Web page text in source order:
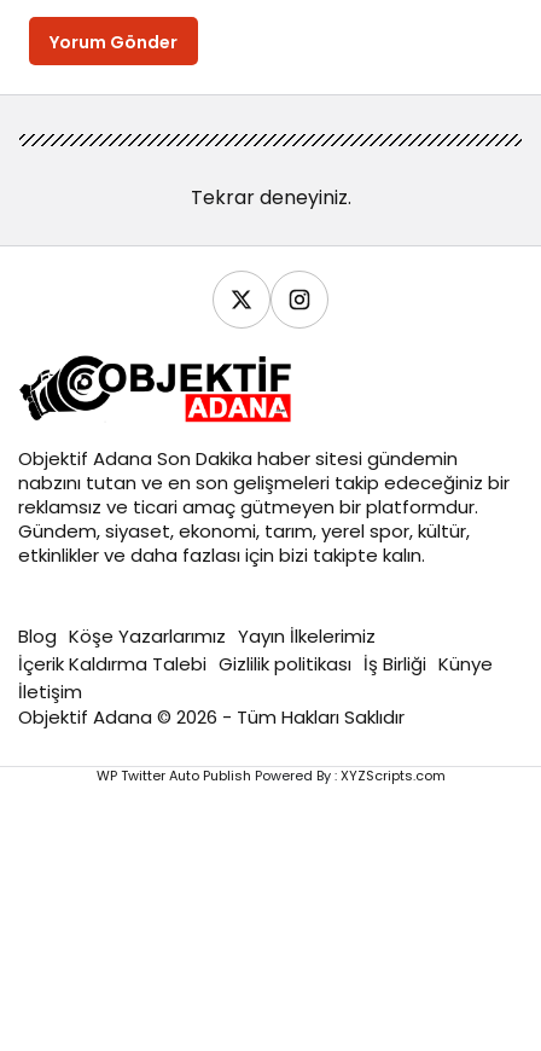
Yorum Gönder
Tekrar deneyiniz.
Objektif Adana Son Dakika haber sitesi gündemin
nabzını tutan ve en son gelişmeleri takip edeceğiniz bir
reklamsız ve ticari amaç gütmeyen bir platformdur.
Gündem, siyaset, ekonomi, tarım, yerel spor, kültür,
etkinlikler ve daha fazlası için bizi takipte kalın.
Blog Köşe Yazarlarımız Yayın İlkelerimiz
İçerik Kaldırma Talebi Gizlilik politikası İş Birliği Künye
İletişim
Objektif Adana © 2026 - Tüm Hakları Saklıdır
WP Twitter Auto Publish Powered By :XYZScripts.com